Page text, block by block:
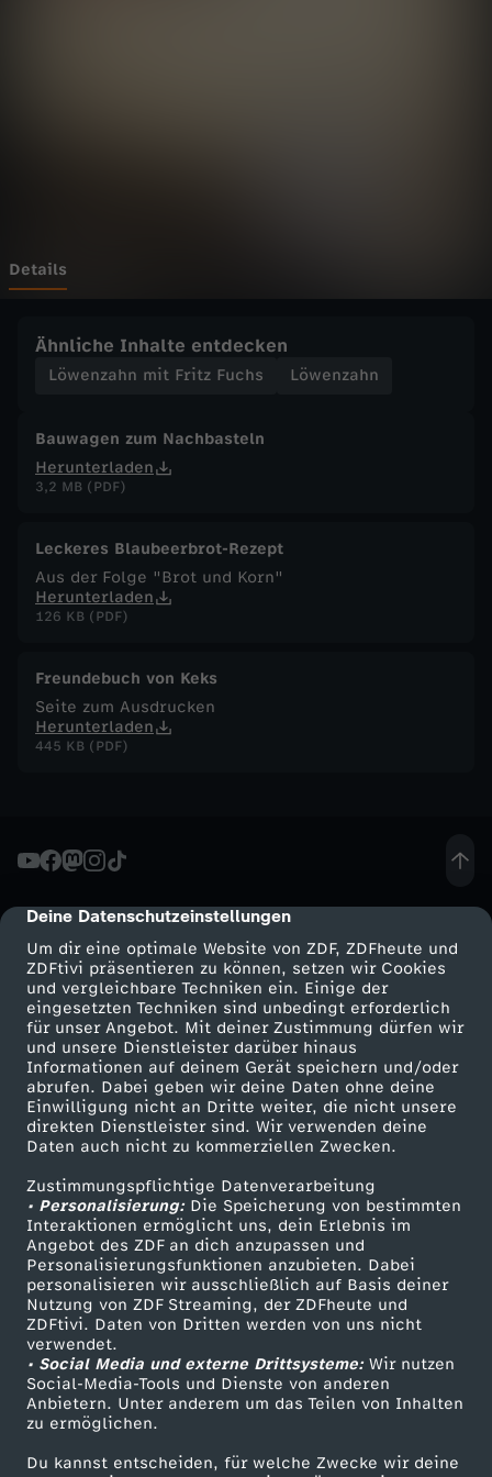
cmp-dialog-description
Deine Datenschutzeinstellungen
Um dir eine optimale Website von ZDF, ZDFheute und
ZDFtivi präsentieren zu können, setzen wir Cookies
und vergleichbare Techniken ein. Einige der
eingesetzten Techniken sind unbedingt erforderlich
für unser Angebot. Mit deiner Zustimmung dürfen wir
und unsere Dienstleister darüber hinaus
Informationen auf deinem Gerät speichern und/oder
abrufen. Dabei geben wir deine Daten ohne deine
Einwilligung nicht an Dritte weiter, die nicht unsere
direkten Dienstleister sind. Wir verwenden deine
Daten auch nicht zu kommerziellen Zwecken.
Zustimmungspflichtige Datenverarbeitung
• Personalisierung:Die Speicherung von bestimmten
Interaktionen ermöglicht uns, dein Erlebnis im
Angebot des ZDF an dich anzupassen und
Personalisierungsfunktionen anzubieten. Dabei
personalisieren wir ausschließlich auf Basis deiner
Nutzung von ZDF Streaming, der ZDFheute und
ZDFtivi. Daten von Dritten werden von uns nicht
verwendet.
• Social Media und externe Drittsysteme:Wir nutzen
Social-Media-Tools und Dienste von anderen
Anbietern. Unter anderem um das Teilen von Inhalten
zu ermöglichen.
Du kannst entscheiden, für welche Zwecke wir deine
F
i
t
z
F
u
h
s
O
u
t
t
a
k
e
s
:
H
a
b
Details
Ähnliche Inhalte entdecken
Löwenzahn mit Fritz Fuchs Löwenzahn
Bauwagen zum Nachbasteln
Herunterladen
3,2 MB (PDF)
Leckeres Blaubeerbrot-Rezept
Aus der Folge "Brot und Korn"
Herunterladen
126 KB (PDF)
Freundebuch von Keks
Seite zum Ausdrucken
Herunterladen
445 KB (PDF)
Mehr ZDF
ZDF-Apps
Smart TV
ZDFtext
Livestreams
Sendungen A-Z
TV-Programm
Service
ZDFmitreden
Kontakt zum ZDF
Tickets
Zuschauerservice
Hilfe
ZDF Unternehmen
Karriere